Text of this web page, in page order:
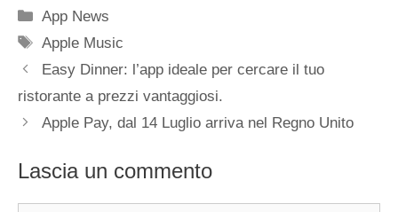
Categorie
App News
Tag
Apple Music
Easy Dinner: l’app ideale per cercare il tuo
ristorante a prezzi vantaggiosi.
Apple Pay, dal 14 Luglio arriva nel Regno Unito
Lascia un commento